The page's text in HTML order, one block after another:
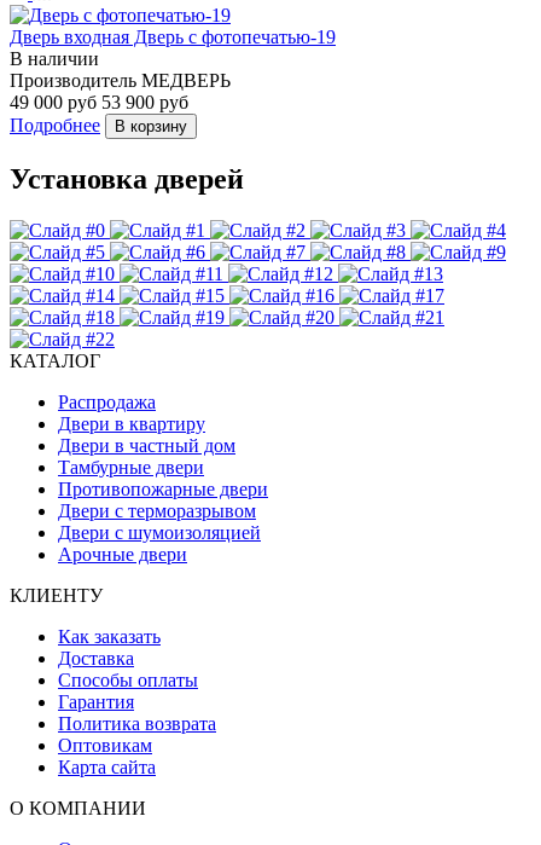
Дверь входная Дверь с фотопечатью-19
В наличии
Производитель МЕДВЕРЬ
49 000 руб 53 900 руб
Подробнее
В корзину
Установка дверей
КАТАЛОГ
Распродажа
Двери в квартиру
Двери в частный дом
Тамбурные двери
Противопожарные двери
Двери с терморазрывом
Двери с шумоизоляцией
Арочные двери
КЛИЕНТУ
Как заказать
Доставка
Способы оплаты
Гарантия
Политика возврата
Оптовикам
Карта сайта
О КОМПАНИИ